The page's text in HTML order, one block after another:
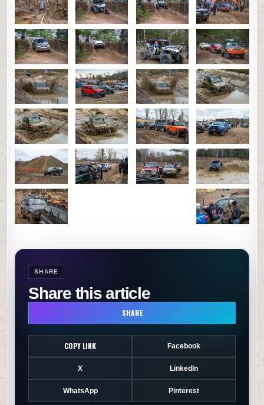
SHARE
Share this article
SHARE
COPY LINK Facebook
X LinkedIn
WhatsApp Pinterest